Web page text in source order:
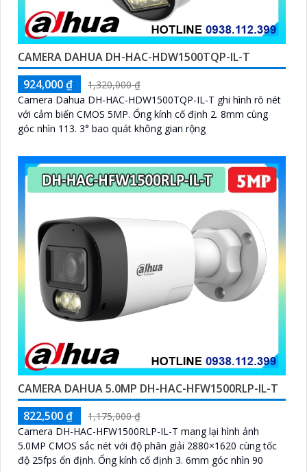
CAMERA DAHUA DH-HAC-HDW1500TQP-IL-T
924,000 ₫
1,320,000 ₫
Camera Dahua DH-HAC-HDW1500TQP-IL-T ghi hình rõ nét
với cảm biến CMOS 5MP. Ống kính cố định 2. 8mm cùng
góc nhìn 113. 3° bao quát không gian rộng
CAMERA DAHUA 5.0MP DH-HAC-HFW1500RLP-IL-T
822,500 ₫
1,175,000 ₫
Camera DH-HAC-HFW1500RLP-IL-T mang lại hình ảnh
5.0MP CMOS sắc nét với độ phân giải 2880×1620 cùng tốc
độ 25fps ổn định. Ống kính cố định 3. 6mm góc nhìn 90